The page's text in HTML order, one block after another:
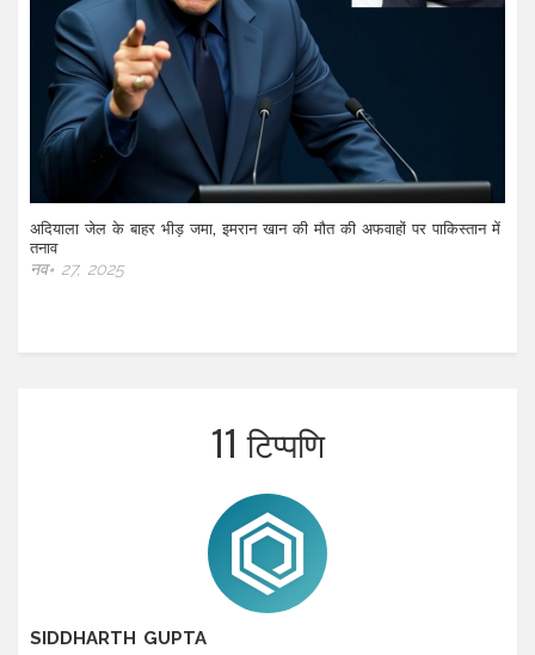
अदियाला जेल के बाहर भीड़ जमा, इमरान खान की मौत की अफवाहों पर पाकिस्तान में
तनाव
नव॰ 27, 2025
11 टिप्पणि
SIDDHARTH GUPTA